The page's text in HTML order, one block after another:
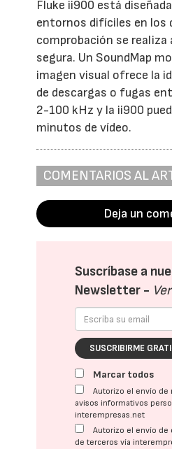
Fluke ii900 está
entornos difíciles en los
comprobación se realiza
segura. Un SoundMap
imagen visual ofrece la
de descargas o fugas
2-100 kHz y la ii900
minutos de vídeo.
COMENTARIOS AL
Deja un
Suscríbase a
Newsletter -
SUSCRIBIRME
Marcar todos
Autorizo el envío de
avisos informativos
interempresas.net
Autorizo el envío de
de terceros vía